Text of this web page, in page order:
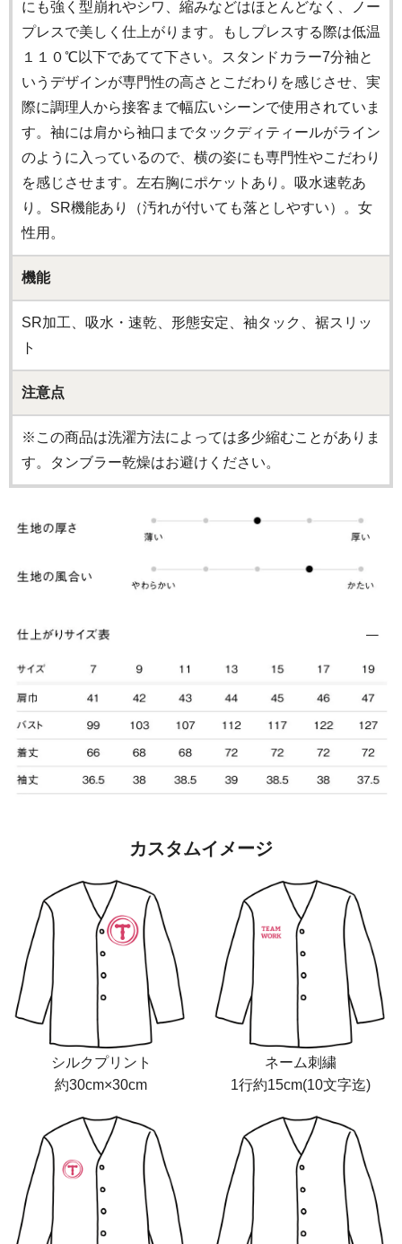
にも強く型崩れやシワ、縮みなどはほとんどなく、ノー
プレスで美しく仕上がります。もしプレスする際は低温
１１０℃以下であてて下さい。スタンドカラー7分袖と
いうデザインが専門性の高さとこだわりを感じさせ、実
際に調理人から接客まで幅広いシーンで使用されていま
す。袖には肩から袖口までタックディティールがライン
のように入っているので、横の姿にも専門性やこだわり
を感じさせます。左右胸にポケットあり。吸水速乾あ
り。SR機能あり（汚れが付いても落としやすい）。女
性用。
機能
SR加工、吸水・速乾、形態安定、袖タック、裾スリッ
ト
注意点
※この商品は洗濯方法によっては多少縮むことがありま
す。タンブラー乾燥はお避けください。
カスタムイメージ
シルクプリント
約30cm×30cm
ネーム刺繍
1行約15cm(10文字迄)